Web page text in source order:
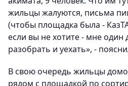
жильцы жалуются, письма
(чтобы площадка была -
если вы не хотите - мне один
разобрать и уехать», -
В свою очередь жильцы
рядом с площадкой по